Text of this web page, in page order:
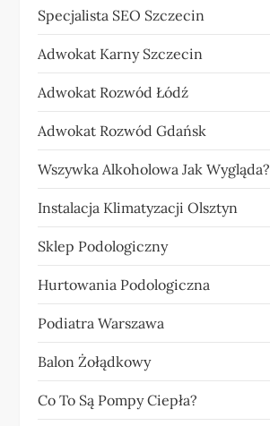
Specjalista SEO Szczecin
Adwokat Karny Szczecin
Adwokat Rozwód Łódź
Adwokat Rozwód Gdańsk
Wszywka Alkoholowa Jak Wygląda?
Instalacja Klimatyzacji Olsztyn
Sklep Podologiczny
Hurtowania Podologiczna
Podiatra Warszawa
Balon Żołądkowy
Co To Są Pompy Ciepła?